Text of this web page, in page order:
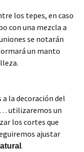
los tepes, en caso
con una mezcla a
se notarán
un manto
la decoración del
utilizaremos un
los cortes que
ajustar
.